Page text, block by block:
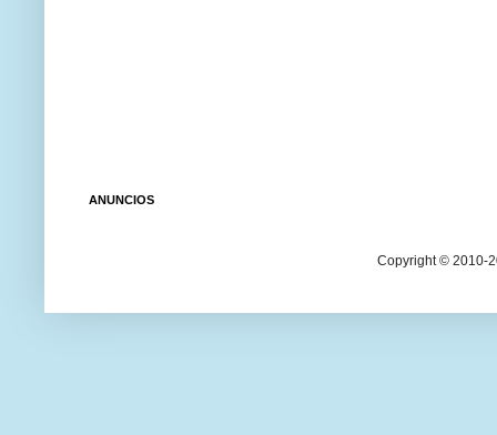
ANUNCIOS
Copyright © 2010-